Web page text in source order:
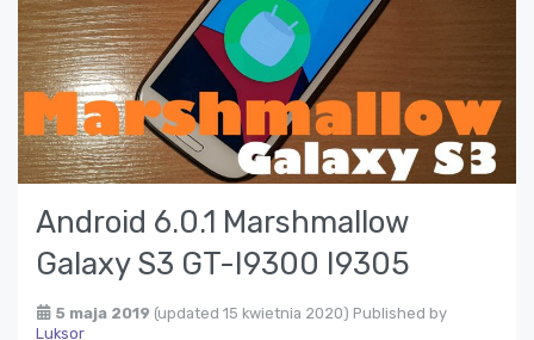
Android 6.0.1 Marshmallow
Galaxy S3 GT-I9300 I9305
5 maja 2019 (updated 15 kwietnia 2020) Published by
Luksor